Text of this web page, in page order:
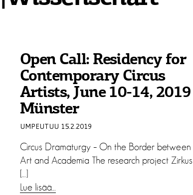
Open Call: Residency for
Contemporary Circus
Artists, June 10-14, 2019
Münster
UMPEUTUU 15.2.2019
Circus Dramaturgy – On the Border between
Art and Academia The research project Zirkus |
[…]
Lue lisää…